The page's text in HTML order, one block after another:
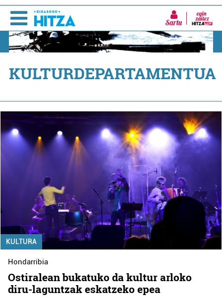
Sartu
KULTURDEPARTAMENTUA
KULTURA
Hondarribia
Ostiralean bukatuko da kultur arloko
diru-laguntzak eskatzeko epea